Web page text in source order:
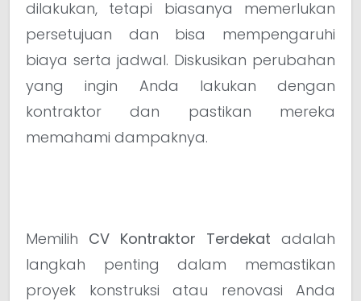
dilakukan, tetapi biasanya memerlukan
persetujuan dan bisa mempengaruhi
biaya serta jadwal. Diskusikan perubahan
yang ingin Anda lakukan dengan
kontraktor dan pastikan mereka
memahami dampaknya.
Memilih CV Kontraktor Terdekat adalah
langkah penting dalam memastikan
proyek konstruksi atau renovasi Anda